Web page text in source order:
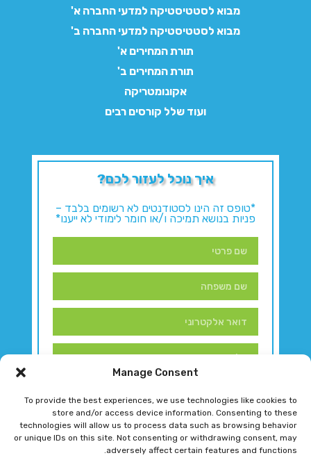
Manage Consent
To provide the best experiences, we use technologies like cookies to
store and/or access device information. Consenting to these
technologies will allow us to process data such as browsing behavior
or unique IDs on this site. Not consenting or withdrawing consent, may
adversely affect certain features and functions.
מבוא לסטטיסטיקה למדעי החברה א'
מבוא לסטטיסטיקה למדעי החברה ב'
תורת המחירים א'
תורת המחירים ב'
אקונומטריקה
ועוד שלל קורסים רבים
איך נוכל לעזור לכם?
*טופס זה הינו לסטודנטים לא רשומים בלבד –
פניות בנושא תמיכה ו/או חומר לימודי לא ייענו*